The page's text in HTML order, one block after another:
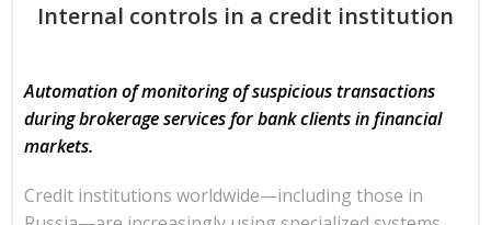
Internal controls in a credit institution
Automation of monitoring of suspicious transactions
during brokerage services for bank clients in financial
markets.
Credit institutions worldwide—including those in